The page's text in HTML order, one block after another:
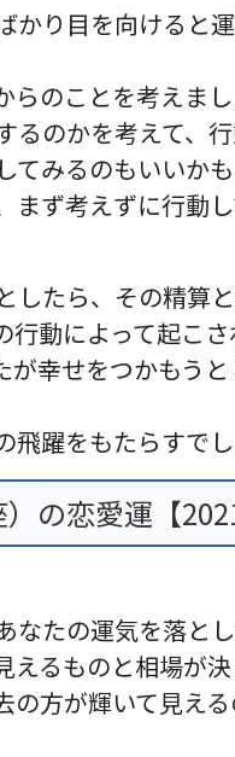
かり目を向けると
のことを考えま
のかを考えて、行
みるのもいいか
まず考えずに行動
したら、その精算
動によって起こ
幸せをつかもう
躍をもたらすでし
の恋愛運【
たの運気を落とし
るものと相場が
方が輝いて見え